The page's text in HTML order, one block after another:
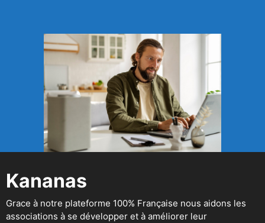
Kananas
Grace à notre plateforme 100% Française nous aidons les
associations à se développer et à améliorer leur